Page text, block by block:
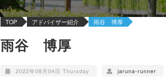
TOP アドバイザー紹介 雨谷 博厚
雨谷 博厚
2022年08月04日 Thursday jaruna-runner